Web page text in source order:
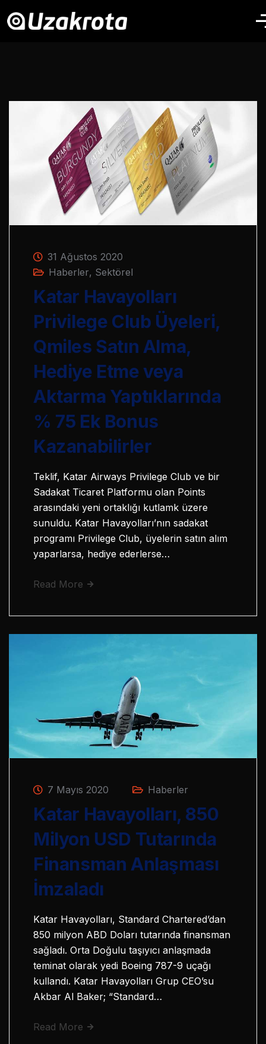
31 Ağustos 2020
Haberler, Sektörel
Katar Havayolları
Privilege Club Üyeleri,
Qmiles Satın Alma,
Hediye Etme veya
Aktarma Yaptıklarında
% 75 Ek Bonus
Kazanabilirler
Teklif, Katar Airways Privilege Club ve bir
Sadakat Ticaret Platformu olan Points
arasındaki yeni ortaklığı kutlamk üzere
sunuldu. Katar Havayolları’nın sadakat
programı Privilege Club, üyelerin satın alım
yaparlarsa, hediye ederlerse…
Read More
7 Mayıs 2020 Haberler
Katar Havayolları, 850
Milyon USD Tutarında
Finansman Anlaşması
İmzaladı
Katar Havayolları, Standard Chartered’dan
850 milyon ABD Doları tutarında finansman
sağladı. Orta Doğulu taşıyıcı anlaşmada
teminat olarak yedi Boeing 787-9 uçağı
kullandı. Katar Havayolları Grup CEO’su
Akbar Al Baker; “Standard…
Read More